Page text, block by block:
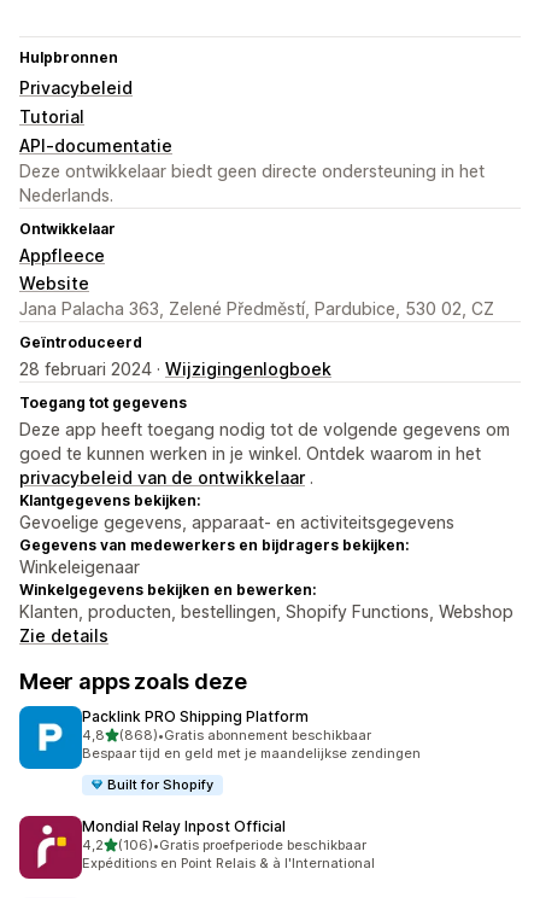
Hulpbronnen
Privacybeleid
Tutorial
API-documentatie
Deze ontwikkelaar biedt geen directe ondersteuning in het
Nederlands.
Ontwikkelaar
Appfleece
Website
Jana Palacha 363, Zelené Předměstí, Pardubice, 530 02, CZ
Geïntroduceerd
28 februari 2024 · Wijzigingenlogboek
Toegang tot gegevens
Deze app heeft toegang nodig tot de volgende gegevens om
goed te kunnen werken in je winkel. Ontdek waarom in het
privacybeleid van de ontwikkelaar .
Klantgegevens bekijken:
Gevoelige gegevens, apparaat- en activiteitsgegevens
Gegevens van medewerkers en bijdragers bekijken:
Winkeleigenaar
Winkelgegevens bekijken en bewerken:
Klanten, producten, bestellingen, Shopify Functions, Webshop
Zie details
Meer apps zoals deze
Packlink PRO Shipping Platform
4,8van 5 sterren
(868)
868 recensies in totaal
•Gratis abonnement beschikbaar
Bespaar tijd en geld met je maandelijkse zendingen
Built for Shopify
Mondial Relay Inpost Official
4,2van 5 sterren
(106)
106 recensies in totaal
•Gratis proefperiode beschikbaar
Expéditions en Point Relais & à l'International